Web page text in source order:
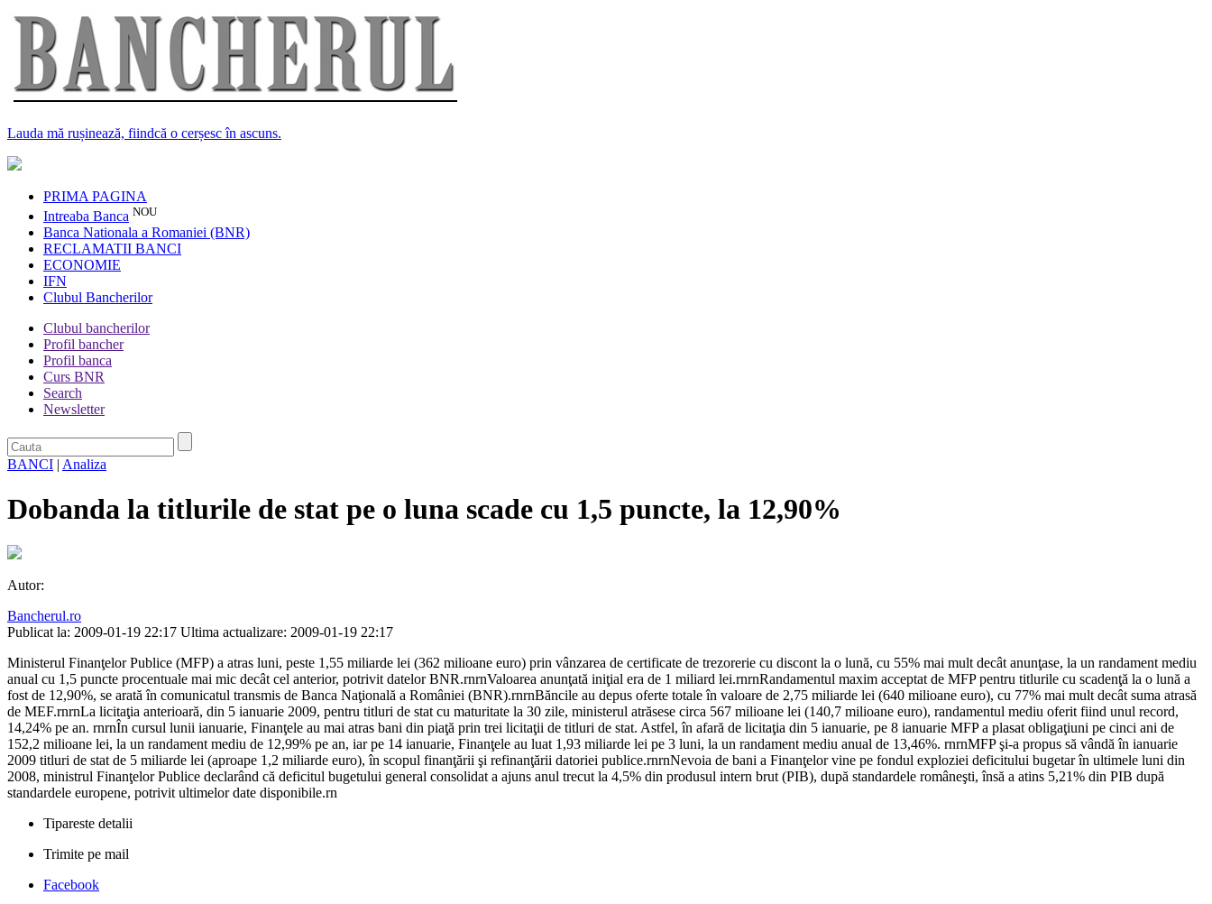
Lauda mă rușinează, fiindcă o cerșesc în ascuns.
PRIMA PAGINA
Intreaba Banca NOU
Banca Nationala a Romaniei (BNR)
RECLAMATII BANCI
ECONOMIE
IFN
Clubul Bancherilor
Clubul bancherilor
Profil bancher
Profil banca
Curs BNR
Search
Newsletter
BANCI | Analiza
Dobanda la titlurile de stat pe o luna scade cu 1,5 puncte, la 12,90%
Autor:
Bancherul.ro
Publicat la: 2009-01-19 22:17 Ultima actualizare: 2009-01-19 22:17
Ministerul Finanţelor Publice (MFP) a atras luni, peste 1,55 miliarde lei (362 milioane euro) prin vânzarea de certificate de trezorerie cu discont la o lună, cu 55% mai mult decât anunţase, la un randament mediu
anual cu 1,5 puncte procentuale mai mic decât cel anterior, potrivit datelor BNR.rnrnValoarea anunţată iniţial era de 1 miliard lei.rnrnRandamentul maxim acceptat de MFP pentru titlurile cu scadenţă la o lună a
fost de 12,90%, se arată în comunicatul transmis de Banca Naţională a României (BNR).rnrnBăncile au depus oferte totale în valoare de 2,75 miliarde lei (640 milioane euro), cu 77% mai mult decât suma atrasă
de MEF.rnrnLa licitaţia anterioară, din 5 ianuarie 2009, pentru titluri de stat cu maturitate la 30 zile, ministerul atrăsese circa 567 milioane lei (140,7 milioane euro), randamentul mediu oferit fiind unul record,
14,24% pe an. rnrnÎn cursul lunii ianuarie, Finanţele au mai atras bani din piaţă prin trei licitaţii de titluri de stat. Astfel, în afară de licitaţia din 5 ianuarie, pe 8 ianuarie MFP a plasat obligaţiuni pe cinci ani de
152,2 milioane lei, la un randament mediu de 12,99% pe an, iar pe 14 ianuarie, Finanţele au luat 1,93 miliarde lei pe 3 luni, la un randament mediu anual de 13,46%. rnrnMFP şi-a propus să vândă în ianuarie
2009 titluri de stat de 5 miliarde lei (aproape 1,2 miliarde euro), în scopul finanţării şi refinanţării datoriei publice.rnrnNevoia de bani a Finanţelor vine pe fondul exploziei deficitului bugetar în ultimele luni din
2008, ministrul Finanţelor Publice declarând că deficitul bugetului general consolidat a ajuns anul trecut la 4,5% din produsul intern brut (PIB), după standardele româneşti, însă a atins 5,21% din PIB după
standardele europene, potrivit ultimelor date disponibile.rn
Tipareste detalii
Trimite pe mail
Facebook